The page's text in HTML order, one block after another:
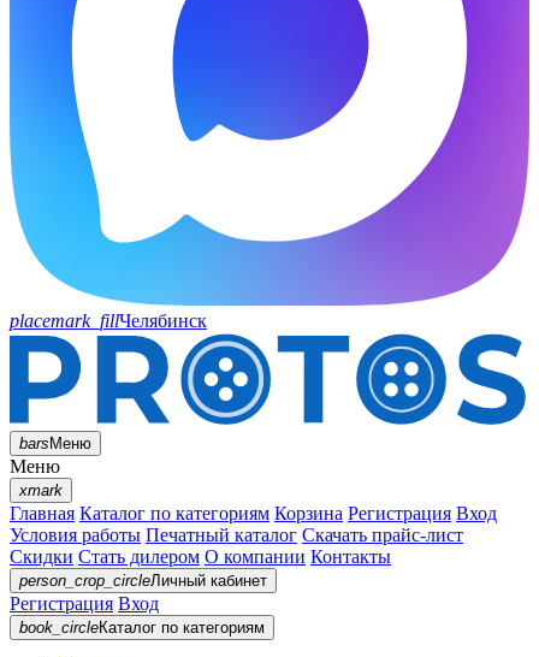
placemark_fillЧелябинск
barsМеню
Меню
xmark
Главная Каталог по категориям Корзина Регистрация Вход
Условия работы Печатный каталог Скачать прайс-лист
Скидки Стать дилером О компании Контакты
person_crop_circleЛичный кабинет
Регистрация Вход
book_circleКаталог по категориям